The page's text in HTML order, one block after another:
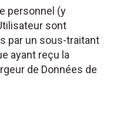
personnel (y
sont
par un sous-traitant
ayant reçu la
de Données de